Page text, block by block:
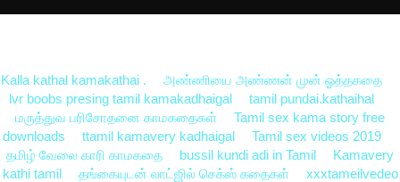
Kalla kathal kamakathai .
அண்ணியை அண்ணன் முன் ஓத்தகதை
lvr boobs presing tamil kamakadhaigal
tamil pundai.kathaihal
மருத்துவ பரிசோதனை காமகதைகள்
Tamil sex kama story free
downloads
ttamil kamavery kadhaigal
Tamil sex videos 2019
தமிழ் வேலை காரி காமகதை
bussil kundi adi in Tamil
Kamavery
kathi tamil
தங்கையுடன் லாட்ஜில் செக்ஸ் கதைகள்
xxxtameilvedeo